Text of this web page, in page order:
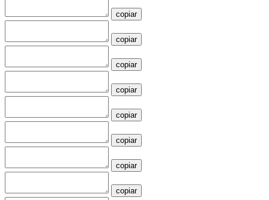
copiar
copiar
copiar
copiar
copiar
copiar
copiar
copiar